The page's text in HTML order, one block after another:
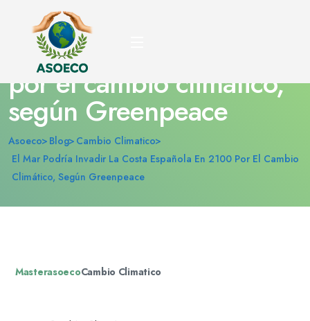
El mar podría invadir la
costa española en 2100
por el cambio climático,
según Greenpeace
Asoeco Blog Cambio Climatico
El Mar Podría Invadir La Costa Española En 2100 Por El Cambio
Climático, Según Greenpeace
MasterasoecoCambio Climatico